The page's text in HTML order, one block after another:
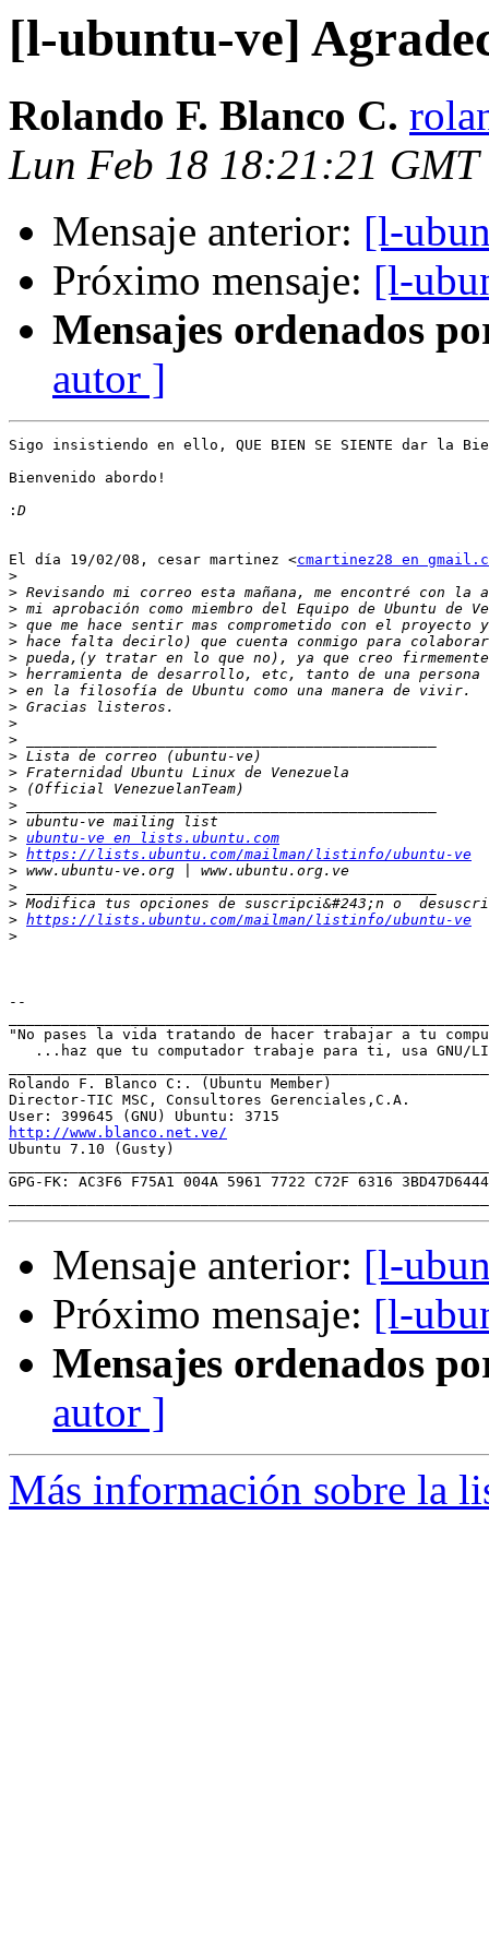
[l-ubuntu-ve]
Rolando F. Blanco C.
Lun Feb 18 18:21:21 GMT
Mensaje anterior: [l-
Próximo mensaje: [l-
Mensajes ordenados
autor ]
Sigo insistiendo en ello, QUE BIEN SE SIENTE dar la
Bienvenido abordo!
:
El día 19/02/08, cesar martinez <cmartinez28 en
>
>
>
>
>
>
>
>
>
>
>
>
>
>
>
>
> ubuntu-ve en lists.ubuntu.com
> https://lists.ubuntu.com/mailman/listinfo/ubuntu-ve
>
>
>
> https://lists.ubuntu.com/mailman/listinfo/ubuntu-ve
>
--
"No pases la vida tratando de hacer trabajar a tu
...haz que tu computador trabaje para ti, usa GNU/
Rolando F. Blanco C:. (Ubuntu Member)
Director-TIC MSC, Consultores Gerenciales,C.A.
http://www.blanco.net.ve/
Ubuntu 7.10 (Gusty)
GPG-FK: AC3F6 F75A1 004A 5961 7722 C72F 6316 3BD47D6444
Mensaje anterior: [l-
Próximo mensaje: [l-
Mensajes ordenados
autor ]
Más información sobre la